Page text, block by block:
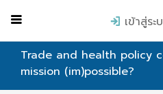
เข้าสู่ระ
หน้าแรก เสวนาวิชาการ
Trade and health policy
mission (im)possible?